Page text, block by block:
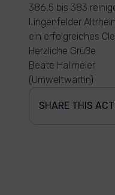
386,5 bis 383
Lingenfelder
ein erfolgreiches
Herzliche Grüße
Beate Hallmeier
(Umweltwartin)
SHARE THIS